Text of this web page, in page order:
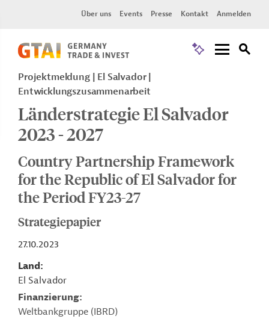
Über uns Events Presse Kontakt Anmelden
Projektmeldung
El Salvador
Entwicklungszusammenarbeit
Länderstrategie El Salvador
2023 - 2027
Country Partnership Framework
for the Republic of El Salvador for
the Period FY23-27
Strategiepapier
27.10.2023
Land
El Salvador
Finanzierung
Weltbankgruppe (IBRD)